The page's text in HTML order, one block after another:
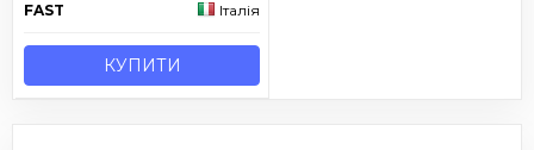
FAST
Італія
КУПИТИ